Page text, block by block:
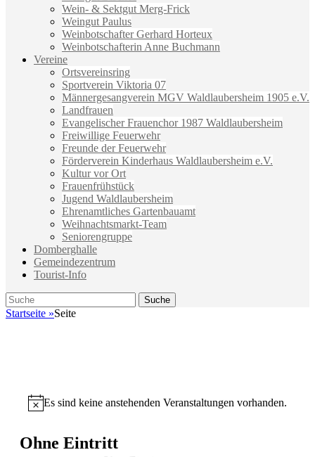
Wein- & Sektgut Merg-Frick
Weingut Paulus
Weinbotschafter Gerhard Horteux
Weinbotschafterin Anne Buchmann
Vereine
Ortsvereinsring
Sportverein Viktoria 07
Männergesangverein MGV Waldlaubersheim 1905 e.V.
Landfrauen
Evangelischer Frauenchor 1987 Waldlaubersheim
Freiwillige Feuerwehr
Freunde der Feuerwehr
Förderverein Kinderhaus Waldlaubersheim e.V.
Kultur vor Ort
Frauenfrühstück
Jugend Waldlaubersheim
Ehrenamtliches Gartenbauamt
Weihnachtsmarkt-Team
Seniorengruppe
Domberghalle
Gemeindezentrum
Tourist-Info
Suche
Suche
nach:
Startseite »Seite
Hinweis
Es sind keine anstehenden Veranstaltungen vorhanden.
Ohne Eintritt